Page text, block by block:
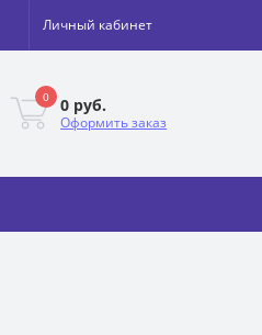
Личный кабинет
0 0 руб.
Оформить заказ